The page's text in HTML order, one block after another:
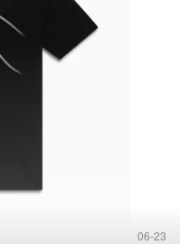
06-23